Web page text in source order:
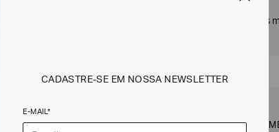
à sofisticação. Acesse a Loja Online da Armani e veja os
SEGUROS
CADASTRE-SE EM NOSSA NEWSLETTER
E-MAIL*